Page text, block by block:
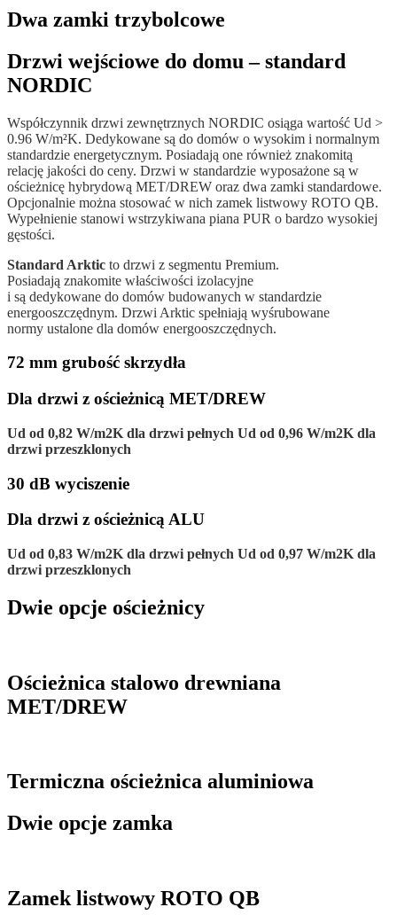
Dwa zamki trzybolcowe
Drzwi wejściowe do domu – standard
NORDIC
Współczynnik drzwi zewnętrznych NORDIC osiąga wartość Ud >
0.96 W/m²K. Dedykowane są do domów o wysokim i normalnym
standardzie energetycznym. Posiadają one również znakomitą
relację jakości do ceny. Drzwi w standardzie wyposażone są w
ościeżnicę hybrydową MET/DREW oraz dwa zamki standardowe.
Opcjonalnie można stosować w nich zamek listwowy ROTO QB.
Wypełnienie stanowi wstrzykiwana piana PUR o bardzo wysokiej
gęstości.
Standard Arktic to drzwi z segmentu Premium.
Posiadają znakomite właściwości izolacyjne
i są dedykowane do domów budowanych w standardzie
energooszczędnym. Drzwi Arktic spełniają wyśrubowane
normy ustalone dla domów energooszczędnych.
72 mm grubość skrzydła
Dla drzwi z ościeżnicą MET/DREW
Ud od 0,82 W/m2K dla drzwi pełnych Ud od 0,96 W/m2K dla
drzwi przeszklonych
30 dB wyciszenie
Dla drzwi z ościeżnicą ALU
Ud od 0,83 W/m2K dla drzwi pełnych Ud od 0,97 W/m2K dla
drzwi przeszklonych
Dwie opcje ościeżnicy
Ościeżnica stalowo drewniana
MET/DREW
Termiczna ościeżnica aluminiowa
Dwie opcje zamka
Zamek listwowy ROTO QB